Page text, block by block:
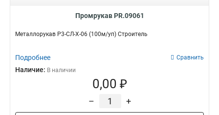
Промрукав PR.09061
Металлорукав Р3-СЛ-Х-06 (100м/уп) Строитель
Подробнее Сравнить
Наличие: В наличии
0,00 ₽
– +